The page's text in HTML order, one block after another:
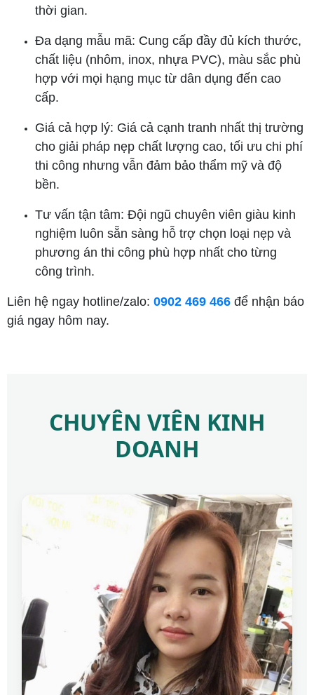
thời gian.
Đa dạng mẫu mã: Cung cấp đầy đủ kích thước,
chất liệu (nhôm, inox, nhựa PVC), màu sắc phù
hợp với mọi hạng mục từ dân dụng đến cao
cấp.
Giá cả hợp lý: Giá cả cạnh tranh nhất thị trường
cho giải pháp nẹp chất lượng cao, tối ưu chi phí
thi công nhưng vẫn đảm bảo thẩm mỹ và độ
bền.
Tư vấn tận tâm: Đội ngũ chuyên viên giàu kinh
nghiệm luôn sẵn sàng hỗ trợ chọn loại nẹp và
phương án thi công phù hợp nhất cho từng
công trình.
Liên hệ ngay hotline/zalo: 0902 469 466 để nhận báo
giá ngay hôm nay.
CHUYÊN VIÊN KINH
DOANH